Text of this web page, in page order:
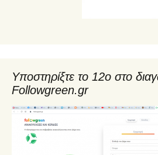
Υποστηρίξτε το 12ο στο
Followgreen.gr